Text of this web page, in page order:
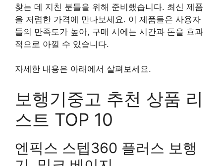
찾는 데 지친 분들을 위해 준비했습니다. 최신 제품
을 저렴한 가격에 만나보세요. 이 제품들은 사용자
들의 만족도가 높아, 구매 시에는 시간과 돈을 효과
적으로 아낄 수 있습니다.
자세한 내용은 아래에서 살펴보세요.
보행기중고 추천 상품 리
스트 TOP 10
엔픽스 스텝360 플러스 보행